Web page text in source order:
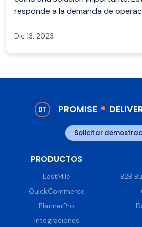
responde a la demanda de
Dic 13, 2023
PROMISE
Solicitar
PRODUCTOS
LastMile
QuickCommerce
PlannerPro
Integraciones
B2B